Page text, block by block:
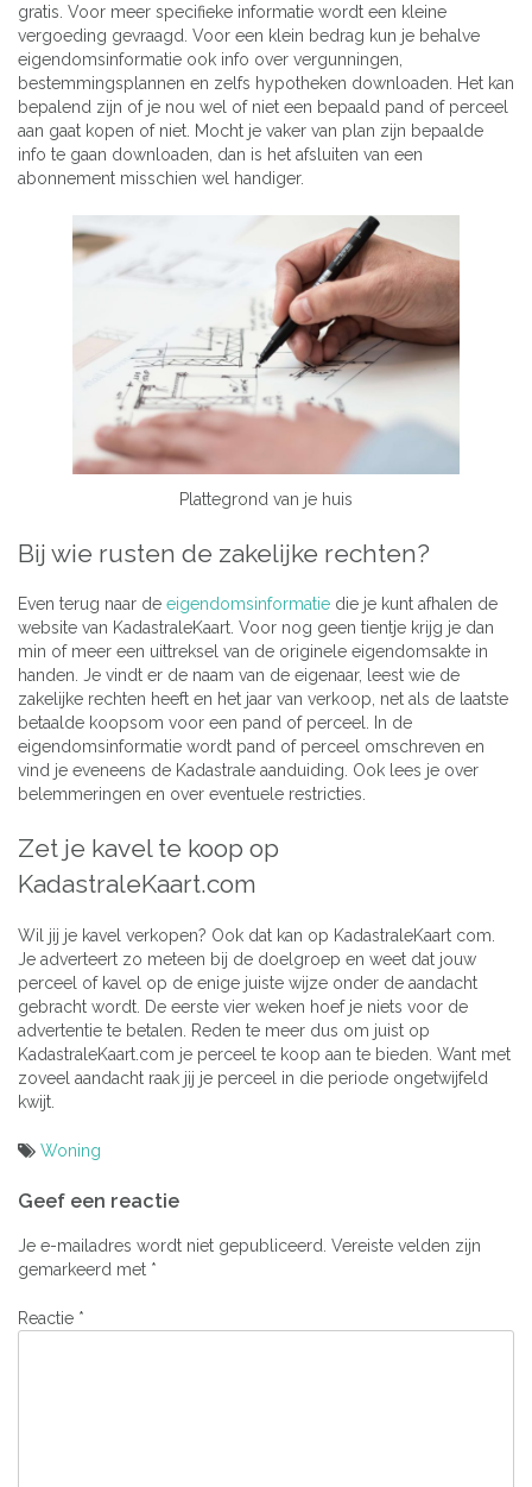
gratis. Voor meer specifieke informatie wordt een kleine
vergoeding gevraagd. Voor een klein bedrag kun je behalve
eigendomsinformatie ook info over vergunningen,
bestemmingsplannen en zelfs hypotheken downloaden. Het kan
bepalend zijn of je nou wel of niet een bepaald pand of perceel
aan gaat kopen of niet. Mocht je vaker van plan zijn bepaalde
info te gaan downloaden, dan is het afsluiten van een
abonnement misschien wel handiger.
Plattegrond van je huis
Bij wie rusten de zakelijke rechten?
Even terug naar de eigendomsinformatie die je kunt afhalen de
website van KadastraleKaart. Voor nog geen tientje krijg je dan
min of meer een uittreksel van de originele eigendomsakte in
handen. Je vindt er de naam van de eigenaar, leest wie de
zakelijke rechten heeft en het jaar van verkoop, net als de laatste
betaalde koopsom voor een pand of perceel. In de
eigendomsinformatie wordt pand of perceel omschreven en
vind je eveneens de Kadastrale aanduiding. Ook lees je over
belemmeringen en over eventuele restricties.
Zet je kavel te koop op
KadastraleKaart.com
Wil jij je kavel verkopen? Ook dat kan op KadastraleKaart com.
Je adverteert zo meteen bij de doelgroep en weet dat jouw
perceel of kavel op de enige juiste wijze onder de aandacht
gebracht wordt. De eerste vier weken hoef je niets voor de
advertentie te betalen. Reden te meer dus om juist op
KadastraleKaart.com je perceel te koop aan te bieden. Want met
zoveel aandacht raak jij je perceel in die periode ongetwijfeld
kwijt.
Woning
navigatie
Geef een reactie
Je e-mailadres wordt niet gepubliceerd. Vereiste velden zijn
gemarkeerd met *
Reactie *